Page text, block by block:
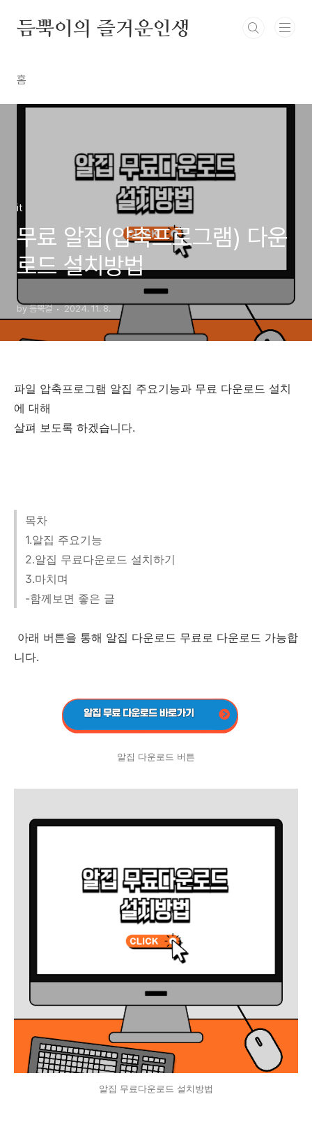
듬뿍이의 즐거운인생
홈
it
무료 알집(압축프로그램) 다운
로드 설치방법
by 듬뿍걸 2024. 11. 8.
파일 압축프로그램 알집 주요기능과 무료 다운로드 설치
에 대해
살펴 보도록 하겠습니다.
목차
1.알집 주요기능
2.알집 무료다운로드 설치하기
3.마치며
-함께보면 좋은 글
아래 버튼을 통해 알집 다운로드 무료로 다운로드 가능합
니다.
알집 다운로드 버튼
알집 무료다운로드 설치방법